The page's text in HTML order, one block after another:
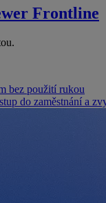
Frontline
bez použití rukou
do zaměstnání a